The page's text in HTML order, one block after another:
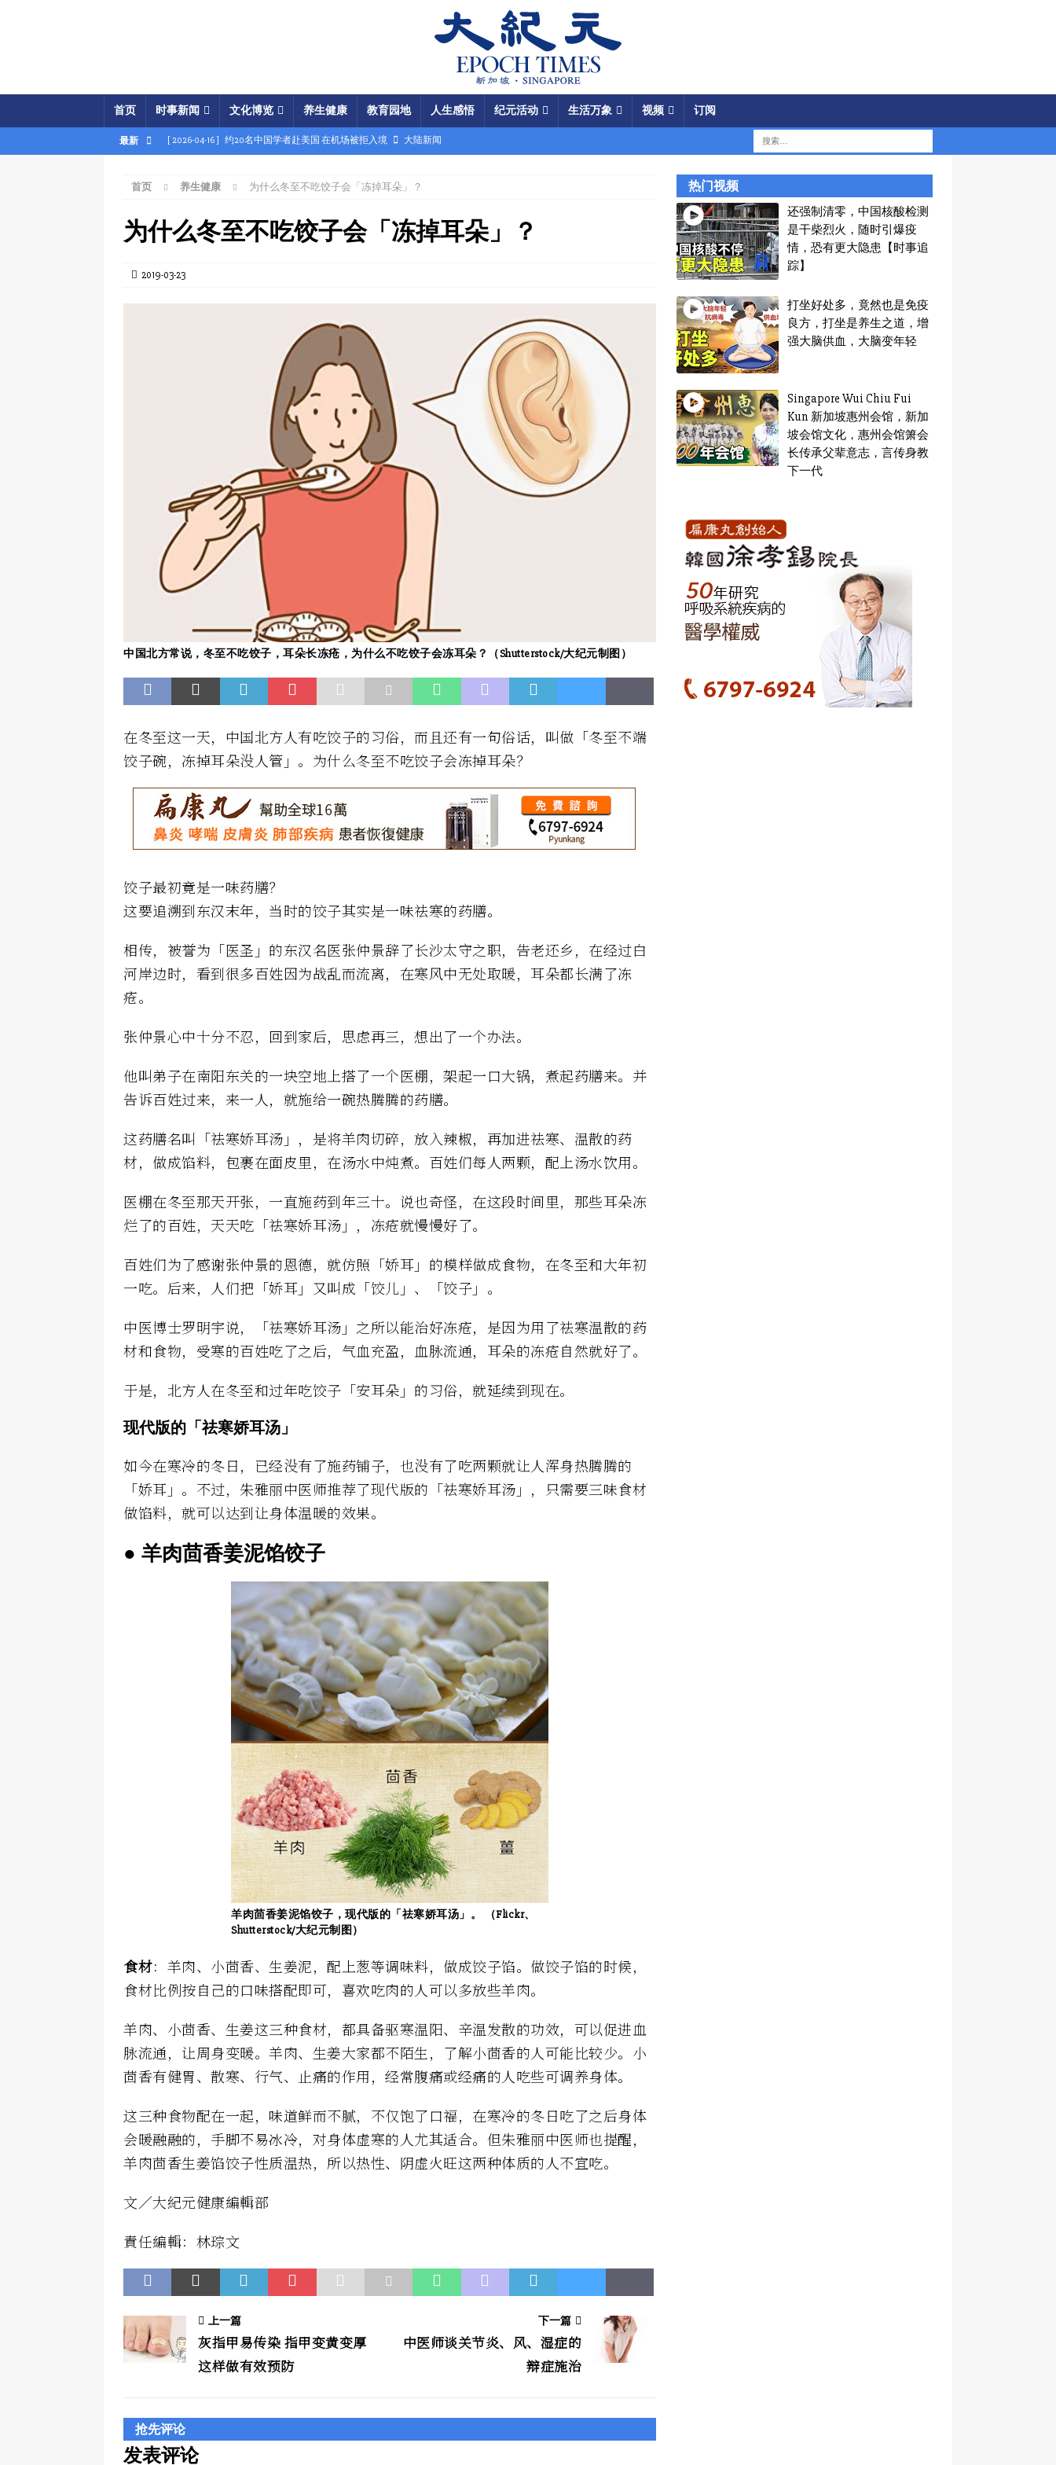
首页 时事新闻 文化博览 养生健康 教育园地 人生感悟 纪元活动 生活万象 视频 订阅
最新 [ 2026-04-16 ] 约20名中国学者赴美国 在机场被拒入境 大陆新闻
[ 2026-04-15 ] 伊朗被曝密购中共间谍卫星 瞄准美军基地 国际新闻
[ 2026-04-15 ] 【时事金扫描】四艘中国油轮闯关记 美军结盟控制马六甲海峡
[ 2026-04-03 ] 专家：美军军事胜利牵动中共军中震荡 国际新闻
[ 2026-04-02 ]
[ 2026-04-02 ] 【时事金扫描】美军炸平“美国大使馆”美载人飞船重返月球 视频
美破獲大規模禮品卡詐騙 贓款成中共軍費
首页 养生健康 为什么冬至不吃饺子会「冻掉耳朵」？
为什么冬至不吃饺子会「冻掉耳朵」？
2019-03-23
中国北方常说，冬至不吃饺子，耳朵长冻疮，为什么不吃饺子会冻耳朵？（Shutterstock/大纪元制图）
在冬至这一天，中国北方人有吃饺子的习俗，而且还有一句俗话，叫做「冬至不端
饺子碗，冻掉耳朵没人管」。为什么冬至不吃饺子会冻掉耳朵？
饺子最初竟是一味药膳？
这要追溯到东汉末年，当时的饺子其实是一味祛寒的药膳。
相传，被誉为「医圣」的东汉名医张仲景辞了长沙太守之职，告老还乡，在经过白
河岸边时，看到很多百姓因为战乱而流离，在寒风中无处取暖，耳朵都长满了冻
疮。
张仲景心中十分不忍，回到家后，思虑再三，想出了一个办法。
他叫弟子在南阳东关的一块空地上搭了一个医棚，架起一口大锅，煮起药膳来。并
告诉百姓过来，来一人，就施给一碗热腾腾的药膳。
这药膳名叫「祛寒娇耳汤」，是将羊肉切碎，放入辣椒，再加进祛寒、温散的药
材，做成馅料，包裹在面皮里，在汤水中炖煮。百姓们每人两颗，配上汤水饮用。
医棚在冬至那天开张，一直施药到年三十。说也奇怪，在这段时间里，那些耳朵冻
烂了的百姓，天天吃「祛寒娇耳汤」，冻疮就慢慢好了。
百姓们为了感谢张仲景的恩德，就仿照「娇耳」的模样做成食物，在冬至和大年初
一吃。后来，人们把「娇耳」又叫成「饺儿」、「饺子」。
中医博士罗明宇说，「祛寒娇耳汤」之所以能治好冻疮，是因为用了祛寒温散的药
材和食物，受寒的百姓吃了之后，气血充盈，血脉流通，耳朵的冻疮自然就好了。
于是，北方人在冬至和过年吃饺子「安耳朵」的习俗，就延续到现在。
现代版的「祛寒娇耳汤」
如今在寒冷的冬日，已经没有了施药铺子，也没有了吃两颗就让人浑身热腾腾的
「娇耳」。不过，朱雅丽中医师推荐了现代版的「祛寒娇耳汤」，只需要三味食材
做馅料，就可以达到让身体温暖的效果。
● 羊肉茴香姜泥馅饺子
羊肉茴香姜泥馅饺子，现代版的「祛寒娇耳汤」。 （Flickr、
Shutterstock/大纪元制图）
食材：羊肉、小茴香、生姜泥，配上葱等调味料，做成饺子馅。做饺子馅的时候，
食材比例按自己的口味搭配即可，喜欢吃肉的人可以多放些羊肉。
羊肉、小茴香、生姜这三种食材，都具备驱寒温阳、辛温发散的功效，可以促进血
脉流通，让周身变暖。羊肉、生姜大家都不陌生，了解小茴香的人可能比较少。小
茴香有健胃、散寒、行气、止痛的作用，经常腹痛或经痛的人吃些可调养身体。
这三种食物配在一起，味道鲜而不腻，不仅饱了口福，在寒冷的冬日吃了之后身体
会暖融融的，手脚不易冰冷，对身体虚寒的人尤其适合。但朱雅丽中医师也提醒，
羊肉茴香生姜馅饺子性质温热，所以热性、阴虚火旺这两种体质的人不宜吃。
文／大紀元健康編輯部
責任編輯：林琮文
上一篇
灰指甲易传染 指甲变黄变厚
这样做有效预防
下一篇
中医师谈关节炎、风、湿症的
辩症施治
抢先评论
发表评论
热门视频
还强制清零，中国核酸检测
是干柴烈火，随时引爆疫
情，恐有更大隐患【时事追
踪】
打坐好处多，竟然也是免疫
良方，打坐是养生之道，增
强大脑供血，大脑变年轻
Singapore Wui Chiu Fui
Kun 新加坡惠州会馆，新加
坡会馆文化，惠州会馆箫会
长传承父辈意志，言传身教
下一代